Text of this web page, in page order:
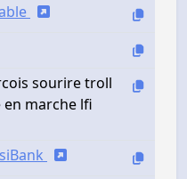
sourire troll
marche lfi